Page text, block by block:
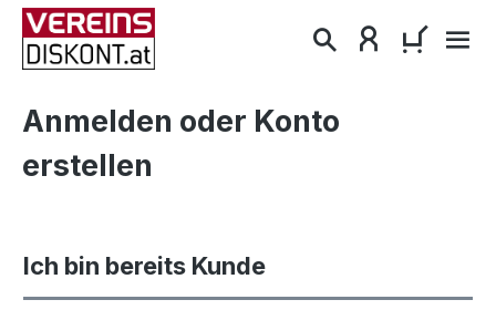
springen
Anmelden oder Konto
erstellen
Ich bin bereits Kunde